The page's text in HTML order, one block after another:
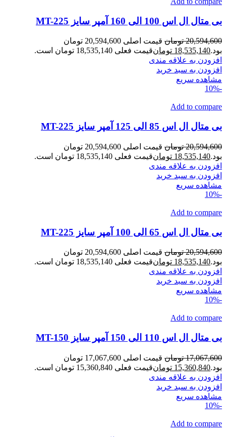
بی متال ال اس 100 الی 160 آمپر سایز MT-225
20,594,600 تومان
قیمت اصلی 20,594,600 تومان
بود.18,535,140 تومانقیمت فعلی 18,535,140 تومان است.
افزودن به علاقه مندی
افزودن به سبد خرید
مشاهده سریع
-10%
Add to compare
بی متال ال اس 85 الی 125 آمپر سایز MT-225
20,594,600 تومان
قیمت اصلی 20,594,600 تومان
بود.18,535,140 تومانقیمت فعلی 18,535,140 تومان است.
افزودن به علاقه مندی
افزودن به سبد خرید
مشاهده سریع
-10%
Add to compare
بی متال ال اس 65 الی 100 آمپر سایز MT-225
20,594,600 تومان
قیمت اصلی 20,594,600 تومان
بود.18,535,140 تومانقیمت فعلی 18,535,140 تومان است.
افزودن به علاقه مندی
افزودن به سبد خرید
مشاهده سریع
-10%
Add to compare
بی متال ال اس 110 الی 150 آمپر سایز MT-150
17,067,600 تومان
قیمت اصلی 17,067,600 تومان
بود.15,360,840 تومانقیمت فعلی 15,360,840 تومان است.
افزودن به علاقه مندی
افزودن به سبد خرید
مشاهده سریع
-10%
Add to compare